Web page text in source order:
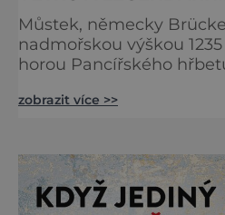
Můstek, německy
nadmořskou výškou
horou Pancířského
Šumavy. Přestože
Můstek si dodnes
charakter, klid a zvláštní
šumavských hřebenů,
zobrazit více >>